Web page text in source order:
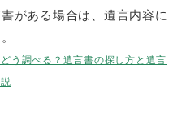
がある場合は、遺言内容に
う調べる？遺言書の探し方と遺言